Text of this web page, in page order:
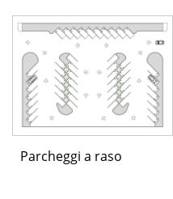
Parcheggi a raso